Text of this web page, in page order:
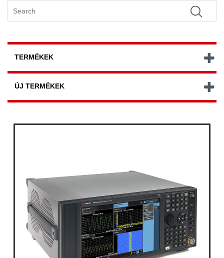
TERMÉKEK
ÚJ TERMÉKEK